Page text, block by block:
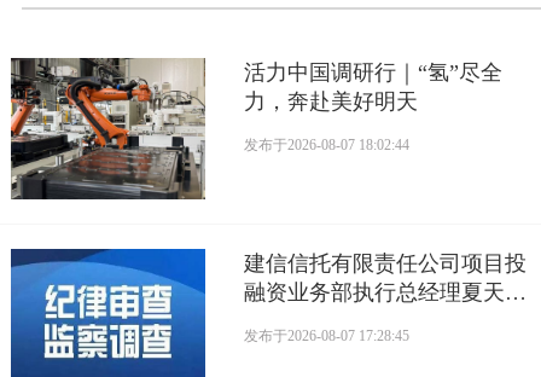
活力中国调研行｜“氢”尽全
力，奔赴美好明天
发布于2026-08-07 18:02:44
建信信托有限责任公司项目投
融资业务部执行总经理夏天接
发布于2026-08-07 17:28:45